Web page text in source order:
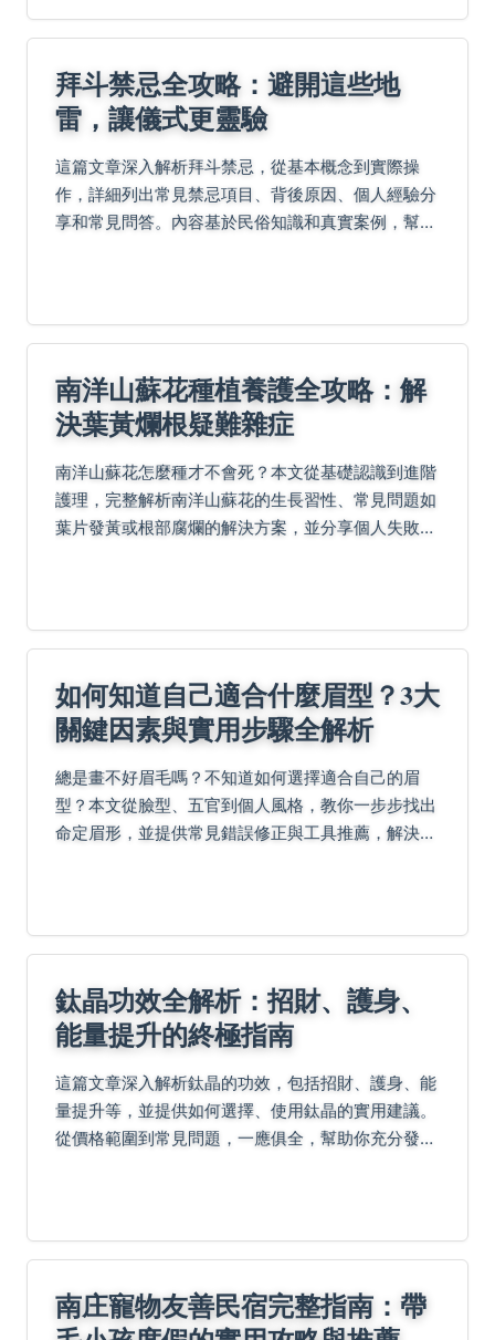
拜斗禁忌全攻略：避開這些地
雷，讓儀式更靈驗
這篇文章深入解析拜斗禁忌，從基本概念到實際操
作，詳細列出常見禁忌項目、背後原因、個人經驗分
享和常見問答。內容基於民俗知識和真實案例，幫助
南洋山蘇花種植養護全攻略：解
決葉黃爛根疑難雜症
南洋山蘇花怎麼種才不會死？本文從基礎認識到進階
護理，完整解析南洋山蘇花的生長習性、常見問題如
葉片發黃或根部腐爛的解決方案，並分享個人失敗經
如何知道自己適合什麼眉型？3大
關鍵因素與實用步驟全解析
總是畫不好眉毛嗎？不知道如何選擇適合自己的眉
型？本文從臉型、五官到個人風格，教你一步步找出
命定眉形，並提供常見錯誤修正與工具推薦，解決所
鈦晶功效全解析：招財、護身、
能量提升的終極指南
這篇文章深入解析鈦晶的功效，包括招財、護身、能
量提升等，並提供如何選擇、使用鈦晶的實用建議。
從價格範圍到常見問題，一應俱全，幫助你充分發揮
南庄寵物友善民宿完整指南：帶